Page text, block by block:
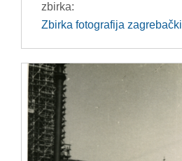
zbirka:
Zbirka fotografija